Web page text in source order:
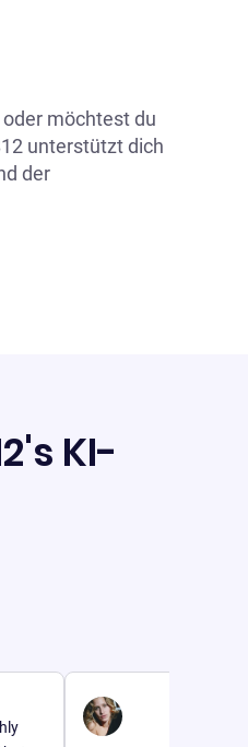
möchtest du
unterstützt dich
der
KI-